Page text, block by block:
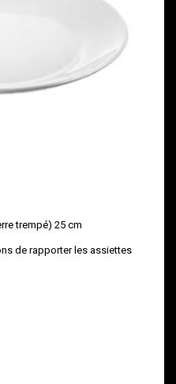
trempé) 25 cm
de rapporter les assiettes